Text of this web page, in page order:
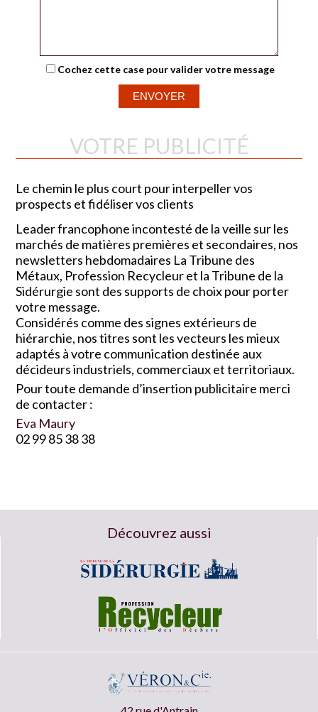
Cochez cette case pour valider votre message
VOTRE PUBLICITÉ
Le chemin le plus court pour interpeller vos
prospects et fidéliser vos clients
Leader francophone incontesté de la veille sur les
marchés de matières premières et secondaires, nos
newsletters hebdomadaires La Tribune des
Métaux, Profession Recycleur et la Tribune de la
Sidérurgie sont des supports de choix pour porter
votre message.
Considérés comme des signes extérieurs de
hiérarchie, nos titres sont les vecteurs les mieux
adaptés à votre communication destinée aux
décideurs industriels, commerciaux et territoriaux.
Pour toute demande d’insertion publicitaire merci
de contacter :
Eva Maury
02 99 85 38 38
Découvrez aussi